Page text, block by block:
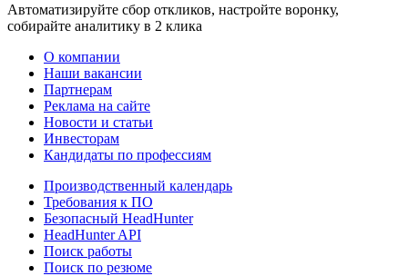
Автоматизируйте сбор откликов, настройте воронку,
собирайте аналитику в 2 клика
О компании
Наши вакансии
Партнерам
Реклама на сайте
Новости и статьи
Инвесторам
Кандидаты по профессиям
Производственный календарь
Требования к ПО
Безопасный HeadHunter
HeadHunter API
Поиск работы
Поиск по резюме